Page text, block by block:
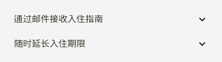
通过邮件接收入住指南
随时延长入住期限